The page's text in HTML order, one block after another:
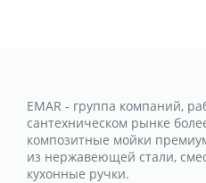
EMAR - группа компаний,
сантехническом рынке
композитные мойки
из нержавеющей стали,
кухонные ручки.